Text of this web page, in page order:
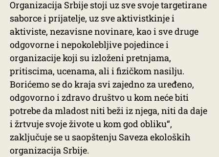
Organizacija Srbije stoji uz sve svoje targetirane
saborce i prijatelje, uz sve aktivistkinje i
aktiviste, nezavisne novinare, kao i sve druge
odgovorne i nepokolebljive pojedince i
organizacije koji su izloženi pretnjama,
pritiscima, ucenama, ali i fizičkom nasilju.
Borićemo se do kraja svi zajedno za uređeno,
odgovorno i zdravo društvo u kom neće biti
potrebe da mladost niti beži iz njega, niti da daje
i žrtvuje svoje živote u kom god obliku“,
zaključuje se u saopštenju Saveza ekoloških
organizacija Srbije.